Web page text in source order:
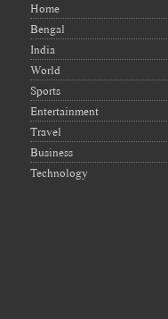
Home
Bengal
India
World
Sports
Entertainment
Travel
Business
Technology